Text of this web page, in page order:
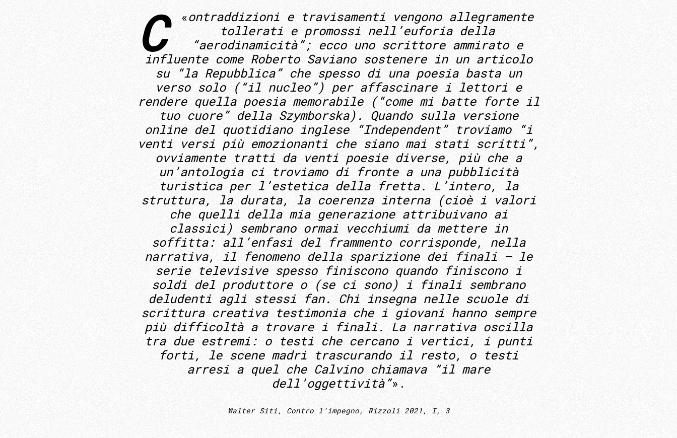
«
C
ontraddizioni e travisamenti vengono allegramente
tollerati e promossi nell’euforia della
“aerodinamicità”; ecco uno scrittore ammirato e
influente come Roberto Saviano sostenere in un articolo
su “la Repubblica” che spesso di una poesia basta un
verso solo (“il nucleo”) per affascinare i lettori e
rendere quella poesia memorabile (“come mi batte forte il
tuo cuore” della Szymborska). Quando sulla versione
online del quotidiano inglese “Independent” troviamo “i
venti versi più emozionanti che siano mai stati scritti”,
ovviamente tratti da venti poesie diverse, più che a
un’antologia ci troviamo di fronte a una pubblicità
turistica per l’estetica della fretta. L’intero, la
struttura, la durata, la coerenza interna (cioè i valori
che quelli della mia generazione attribuivano ai
classici) sembrano ormai vecchiumi da mettere in
soffitta: all’enfasi del frammento corrisponde, nella
narrativa, il fenomeno della sparizione dei finali – le
serie televisive spesso finiscono quando finiscono i
soldi del produttore o (se ci sono) i finali sembrano
deludenti agli stessi fan. Chi insegna nelle scuole di
scrittura creativa testimonia che i giovani hanno sempre
più difficoltà a trovare i finali. La narrativa oscilla
tra due estremi: o testi che cercano i vertici, i punti
forti, le scene madri trascurando il resto, o testi
arresi a quel che Calvino chiamava “il mare
dell’oggettività”».
Walter Siti, Contro l’impegno, Rizzoli 2021, I, 3